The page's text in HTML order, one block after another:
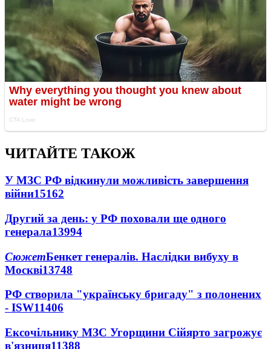
ЧИТАЙТЕ ТАКОЖ
У МЗС РФ відкинули можливість завершення
війни15162
Другий за день: у РФ поховали ще одного
генерала13994
СюжетБенкет генералів. Наслідки вибуху в
Москві13748
РФ створила "українську бригаду" з полонених
- ISW11406
Ексочільнику МЗС Угорщини Сійярто загрожує
в'язниця11388